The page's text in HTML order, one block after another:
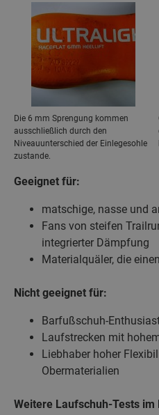
Die 6 mm Sprengung kommen
ausschließlich durch den
Niveauunterschied der Einlegesohle
zustande.
Geeignet für:
matschige, nasse und
Fans von steifen
integrierter Dämpfung
Materialquäler, die
Nicht geeignet für:
Barfußschuh-
Laufstrecken mit
Liebhaber hoher
Obermaterialien
Weitere Laufschuh-Tests im